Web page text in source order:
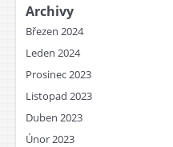
Archivy
Březen 2024
Leden 2024
Prosinec 2023
Listopad 2023
Duben 2023
Únor 2023